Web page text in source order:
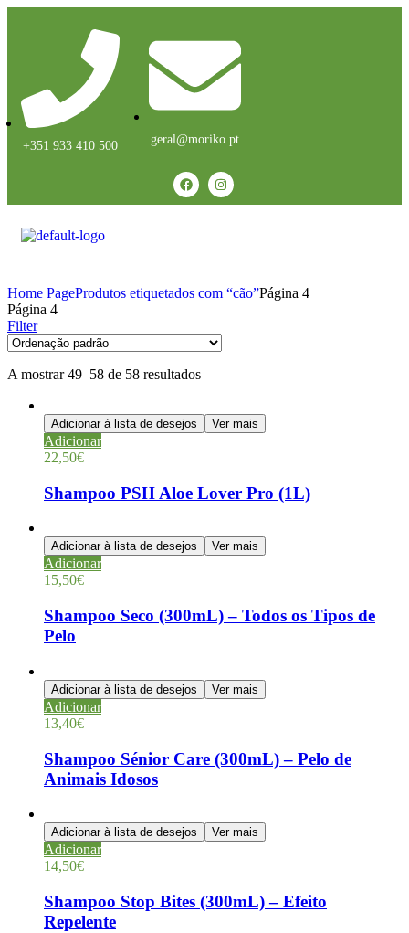
+351 933 410 500 geral@moriko.pt
Home PageProdutos etiquetados com “cão”Página 4
Página 4
Filter
A mostrar 49–58 de 58 resultados
Adicionar à lista de desejos Ver mais
Adicionar
22,50€
Shampoo PSH Aloe Lover Pro (1L)
Adicionar à lista de desejos Ver mais
Adicionar
15,50€
Shampoo Seco (300mL) – Todos os Tipos de
Pelo
Adicionar à lista de desejos Ver mais
Adicionar
13,40€
Shampoo Sénior Care (300mL) – Pelo de
Animais Idosos
Adicionar à lista de desejos Ver mais
Adicionar
14,50€
Shampoo Stop Bites (300mL) – Efeito
Repelente